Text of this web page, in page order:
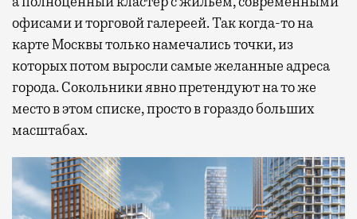
офисами и торговой галереей. Так когда-то на
карте Москвы только намечались точки, из
которых потом выросли самые желанные адреса
города. Сокольники явно претендуют на то же
место в этом списке, просто в гораздо больших
масштабах.